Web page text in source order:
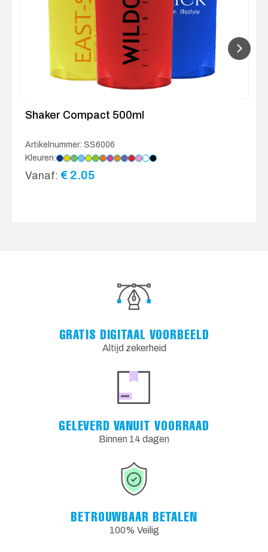
Shaker Compact 500ml
Artikelnummer: SS6006
Kleuren:
Vanaf: € 2.05
GRATIS DIGITAAL VOORBEELD
Altijd zekerheid
GELEVERD VANUIT VOORRAAD
Binnen 14 dagen
BETROUWBAAR BETALEN
100% Veilig